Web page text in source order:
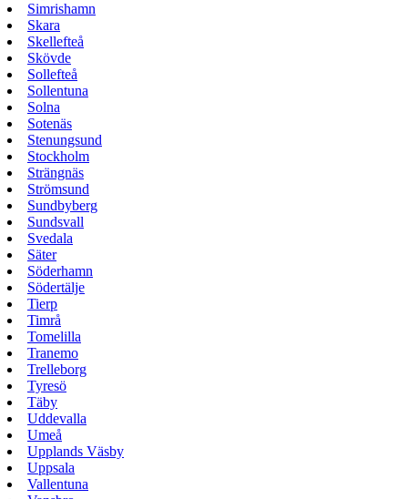
Simrishamn
Skara
Skellefteå
Skövde
Sollefteå
Sollentuna
Solna
Sotenäs
Stenungsund
Stockholm
Strängnäs
Strömsund
Sundbyberg
Sundsvall
Svedala
Säter
Söderhamn
Södertälje
Tierp
Timrå
Tomelilla
Tranemo
Trelleborg
Tyresö
Täby
Uddevalla
Umeå
Upplands Väsby
Uppsala
Vallentuna